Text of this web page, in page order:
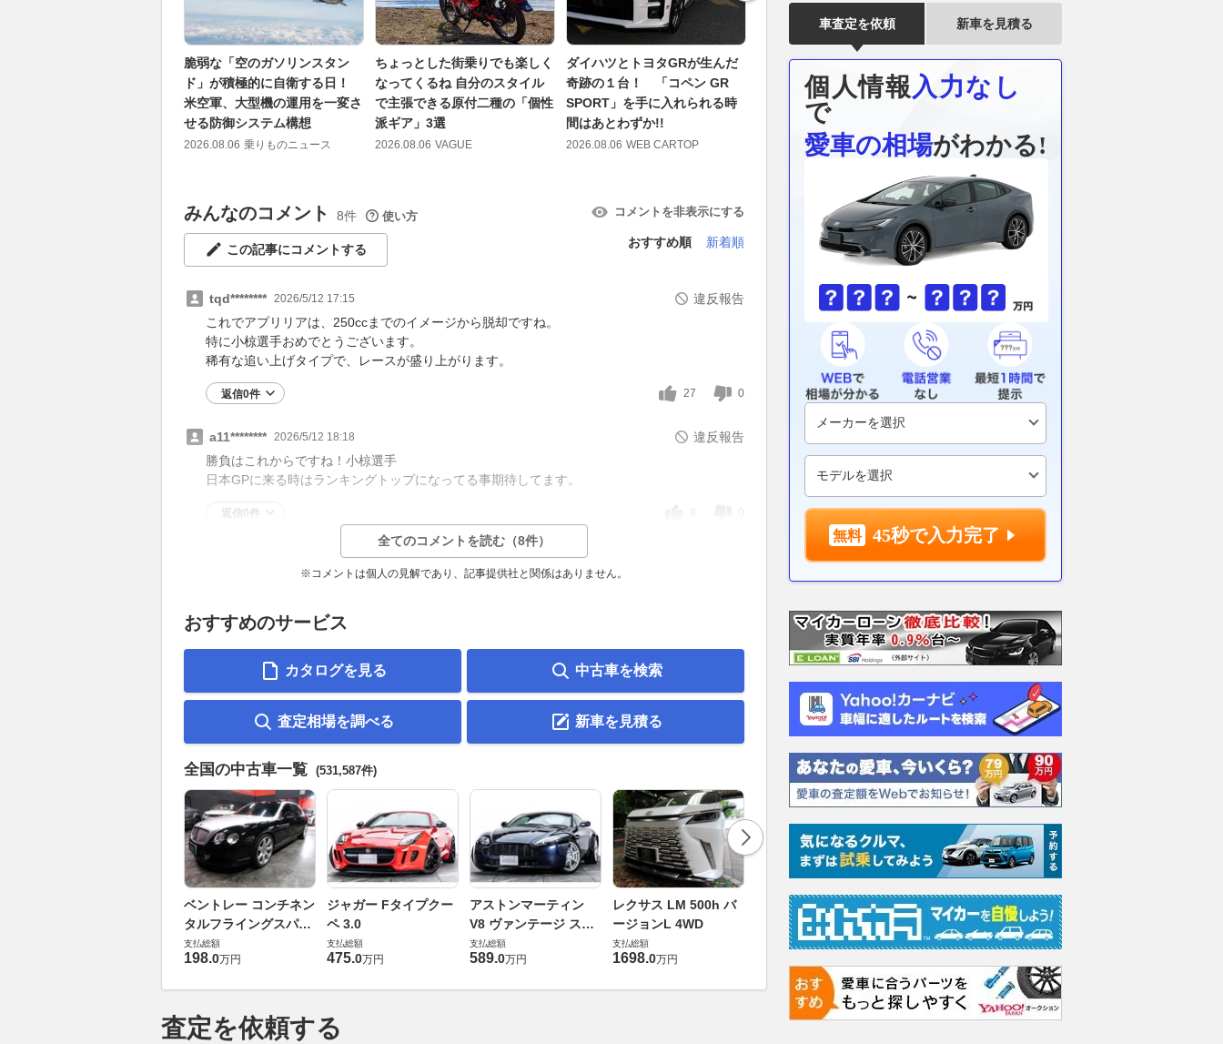
脆弱な「空のガソリンスタン
ド」が積極的に自衛する日！
米空軍、大型機の運用を一変さ
せる防御システム構想
2026.08.06 乗りものニュース
ちょっとした街乗りでも楽しく
なってくるね 自分のスタイル
で主張できる原付二種の「個性
派ギア」3選
2026.08.06 VAGUE
ダイハツとトヨタGRが生んだ
奇跡の１台！ 「コペン GR
SPORT」を手に入れられる時
間はあとわずか!!
2026.08.06 WEB CARTOP
航続距離750kmを誇るDSの新
世代フラッグシップEVセダン
「N°8」の全貌
@DIME
ソリオは車中泊にも使えるコン
パクトか!? 人気ハイトワゴン
のシートアレンジと寝られる広
2026.08.06 ベストカーWeb
みんなのコメント 8件 使い方 コメントを非表示にする
この記事にコメントする
おすすめ順 新着順
tqd******** 2026/5/12 17:15
違反報告
これでアプリリアは、250ccまでのイメージから脱却ですね。
特に小椋選手おめでとうございます。
稀有な追い上げタイプで、レースが盛り上がります。
返信0件 27 0
a11******** 2026/5/12 18:18
違反報告
勝負はこれからですね！小椋選手
日本GPに来る時はランキングトップになってる事期待してます。
返信0件
全てのコメントを読む（8件）
※コメントは個人の見解であり、記事提供社と関係はありません。
おすすめのサービス
カタログを見る 中古車を検索
査定相場を調べる 新車を見積る
全国の中古車一覧 (531,587件)
ベントレー コンチネン
タルフライングスパー
6.0 4WD
支払総額
198.0万円
ジャガー Fタイプクー
ペ 3.0
支払総額
475.0万円
アストンマーティン
V8 ヴァンテージ スポ
ーツシフト
支払総額
589.0万円
レクサス LM 500h バ
ージョンL 4WD
支払総額
1698.0万円
ロールスロイス ゴース
ト ロールスロイス ゴ
ースト(第1世代 / RR4)
支払総額
1万円
ホンダ NSX 3.0
支払総額
898 .0 万円
日産 エルグランド 3.5
VIP パワーシートパッ
ケージ
支払総額
684
査定を依頼する
車査定を依頼 新車を見積る
個人情報 入力なし
で
愛車の相場がわかる!
45秒で入力完了